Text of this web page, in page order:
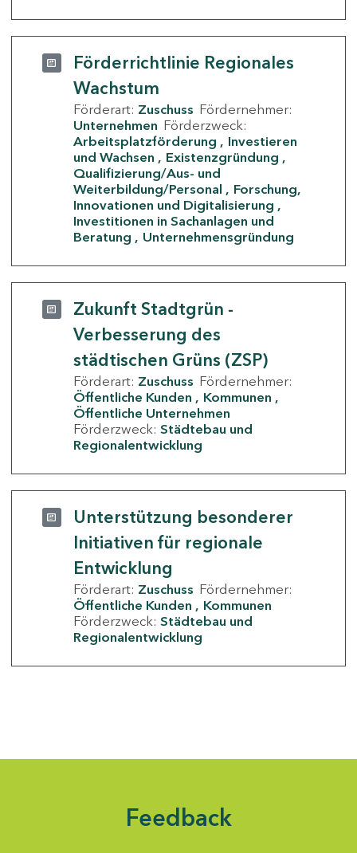
Förderrichtlinie Regionales
Wachstum
Förderart: Zuschuss Fördernehmer:
Unternehmen Förderzweck:
Arbeitsplatzförderung
Investieren
und Wachsen
Existenzgründung
Qualifizierung/Aus- und
Weiterbildung/Personal
Forschung,
Innovationen und Digitalisierung
Investitionen in Sachanlagen und
Beratung
Unternehmensgründung
Zukunft Stadtgrün -
Verbesserung des
städtischen Grüns (ZSP)
Förderart: Zuschuss Fördernehmer:
Öffentliche Kunden
Kommunen
Öffentliche Unternehmen
Förderzweck: Städtebau und
Regionalentwicklung
Unterstützung besonderer
Initiativen für regionale
Entwicklung
Förderart: Zuschuss Fördernehmer:
Öffentliche Kunden
Kommunen
Förderzweck: Städtebau und
Regionalentwicklung
Feedback